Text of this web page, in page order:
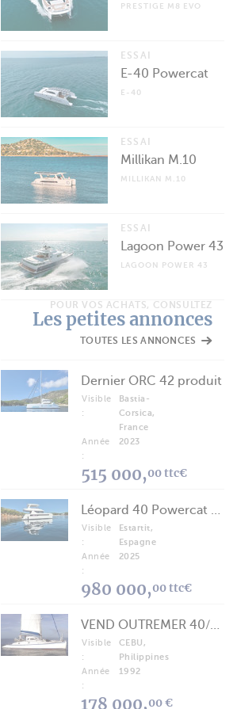
PRESTIGE M8 EVO
ESSAI
E-40 Powercat
E-40
ESSAI
Millikan M.10
MILLIKAN M.10
ESSAI
Lagoon Power 43
LAGOON POWER 43
POUR VOS ACHATS, CONSULTEZ
Les petites annonces
TOUTES LES ANNONCES
Dernier ORC 42 produit
Visible
:
Bastia-
Corsica,
France
Année
:
2023
515 000,00 ttc€
Léopard 40 Powercat 2025
Visible
:
Estartit,
Espagne
Année
:
2025
980 000,00 ttc€
VEND OUTREMER 40/43 (FREE LANCE)
Visible
:
CEBU,
Philippines
Année
:
1992
178 000,00 €